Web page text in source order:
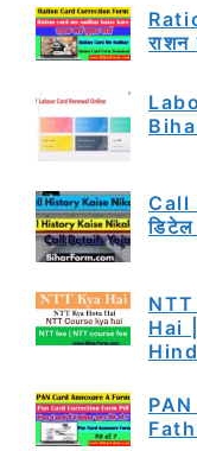
राशन
Call
Hai